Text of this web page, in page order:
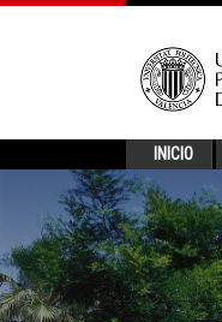
INICIO